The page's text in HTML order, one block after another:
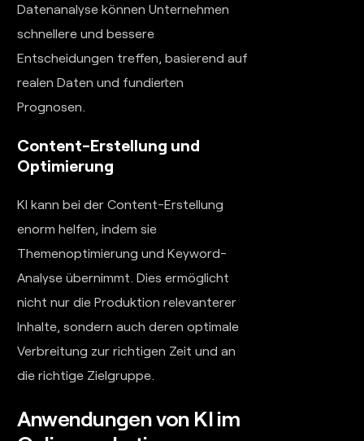
Datenanalyse können Unternehmen
schnellere und bessere
Entscheidungen treffen, basierend auf
realen Daten und fundierten
Prognosen.
Content-Erstellung und
Optimierung
KI kann bei der Content-Erstellung
enorm helfen, indem sie
Themenoptimierung und Keyword-
Analyse übernimmt. Dies ermöglicht
nicht nur die Produktion relevanterer
Inhalte, sondern auch deren optimale
Verbreitung zur richtigen Zeit und an
die richtige Zielgruppe.
Anwendungen von KI im